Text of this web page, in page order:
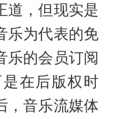
道，但现实是
乐为代表的免
乐的会员订阅
在后版权时
，音乐流媒体